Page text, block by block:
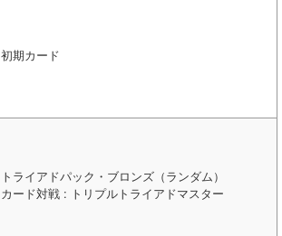
初期カード
トライアドパック・ブロンズ（ランダム）
カード対戦 : トリプルトライアドマスター